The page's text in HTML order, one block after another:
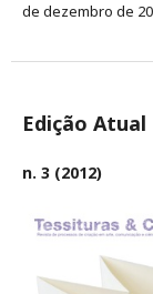
de dezembro de
Edição Atual
n. 3 (2012)